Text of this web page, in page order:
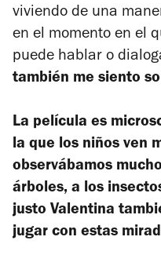
viviendo de una
en el momento en el
puede hablar o
también me siento
La película es
la que los niños ven
observábamos
árboles, a los
justo Valentina
jugar con estas